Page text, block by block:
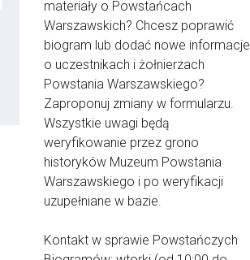
materiały o Powstańcach
Warszawskich? Chcesz poprawić
biogram lub dodać nowe informacje
o uczestnikach i żołnierzach
Powstania Warszawskiego?
Zaproponuj zmiany w formularzu.
Wszystkie uwagi będą
weryfikowanie przez grono
historyków Muzeum Powstania
Warszawskiego i po weryfikacji
uzupełniane w bazie.
Kontakt w sprawie Powstańczych